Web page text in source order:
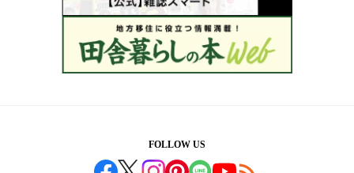
FOLLOW US